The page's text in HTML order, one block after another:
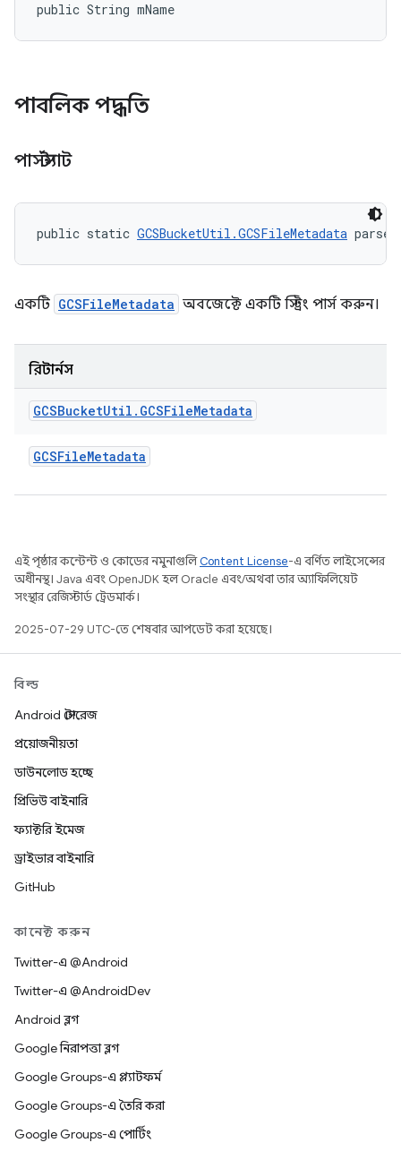
public String mName
পাবলিক পদ্ধতি
পার্সস্ট্যাট
public static GCSBucketUtil.GCSFileMetadata
একটি GCSFileMetadata অবজেক্টে একটি স্ট্রিং পার্স করুন।
রিটার্নস
GCSBucketUtil . GCSFileMetadata
GCSFileMetadata
এই পৃষ্ঠার কন্টেন্ট ও কোডের নমুনাগুলিContent License-এ বর্ণিত লাইসেন্সের
অধীনস্থ। Java এবং OpenJDK হল Oracle এবং/অথবা তার অ্যাফিলিয়েট
সংস্থার রেজিস্টার্ড ট্রেডমার্ক।
2025-07-29 UTC-তে শেষবার আপডেট করা হয়েছে।
বিল্ড
Android স্টোরেজ
প্রয়োজনীয়তা
ডাউনলোড হচ্ছে
প্রিভিউ বাইনারি
ফ্যাক্টরি ইমেজ
ড্রাইভার বাইনারি
GitHub
কানেক্ট করুন
Twitter-এ @Android
Twitter-এ @AndroidDev
Android ব্লগ
Google নিরাপত্তা ব্লগ
Google Groups-এ প্ল্যাটফর্ম
Google Groups-এ তৈরি করা
Google Groups-এ পোর্টিং